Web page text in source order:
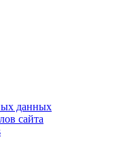
данных
сайта